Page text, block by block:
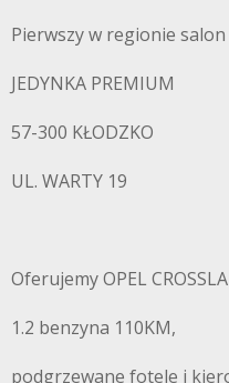
Pierwszy w regionie
JEDYNKA PREMIUM
57-300 KŁODZKO
UL. WARTY 19
Oferujemy OPEL
1.2 benzyna 110KM,
podgrzewane fotele i